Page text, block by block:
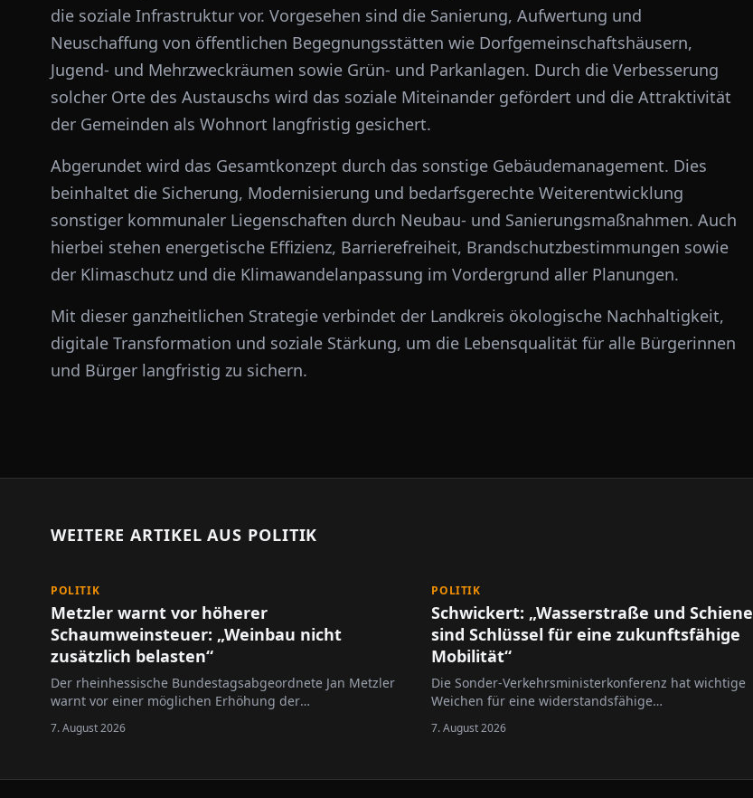
die soziale Infrastruktur vor. Vorgesehen sind die Sanierung, Aufwertung und
Neuschaffung von öffentlichen Begegnungsstätten wie Dorfgemeinschaftshäusern,
Jugend- und Mehrzweckräumen sowie Grün- und Parkanlagen. Durch die Verbesserung
solcher Orte des Austauschs wird das soziale Miteinander gefördert und die Attraktivität
der Gemeinden als Wohnort langfristig gesichert.
Abgerundet wird das Gesamtkonzept durch das sonstige Gebäudemanagement. Dies
beinhaltet die Sicherung, Modernisierung und bedarfsgerechte Weiterentwicklung
sonstiger kommunaler Liegenschaften durch Neubau- und Sanierungsmaßnahmen. Auch
hierbei stehen energetische Effizienz, Barrierefreiheit, Brandschutzbestimmungen sowie
der Klimaschutz und die Klimawandelanpassung im Vordergrund aller Planungen.
Mit dieser ganzheitlichen Strategie verbindet der Landkreis ökologische Nachhaltigkeit,
digitale Transformation und soziale Stärkung, um die Lebensqualität für alle Bürgerinnen
und Bürger langfristig zu sichern.
WEITERE ARTIKEL AUS POLITIK
POLITIK
Metzler warnt vor höherer
Schaumweinsteuer: „Weinbau nicht
zusätzlich belasten“
Der rheinhessische Bundestagsabgeordnete Jan Metzler
warnt vor einer möglichen Erhöhung der
7. August 2026
POLITIK
Schwickert: „Wasserstraße und Schiene
sind Schlüssel für eine zukunftsfähige
Mobilität“
Die Sonder-Verkehrsministerkonferenz hat wichtige
Weichen für eine widerstandsfähige
7. August 2026